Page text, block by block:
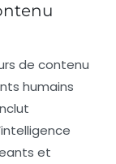
de contenu
humains
et